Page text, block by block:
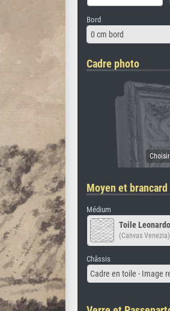
Bord
0 cm bord
Cadre photo
Moyen et brancard
Médium
Toile
(Canvas Venezia)
Châssis
Cadre en toile - Image